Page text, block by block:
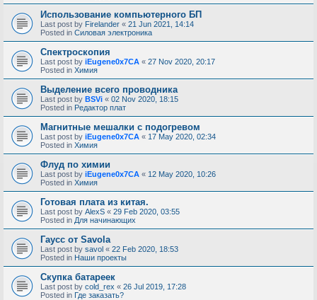
Использование компьютерного БП
Last post by Firelander « 21 Jun 2021, 14:14
Posted in Силовая электроника
Спектроскопия
Last post by iEugene0x7CA « 27 Nov 2020, 20:17
Posted in Химия
Выделение всего проводника
Last post by BSVi « 02 Nov 2020, 18:15
Posted in Редактор плат
Магнитные мешалки с подогревом
Last post by iEugene0x7CA « 17 May 2020, 02:34
Posted in Химия
Флуд по химии
Last post by iEugene0x7CA « 12 May 2020, 10:26
Posted in Химия
Готовая плата из китая.
Last post by AlexS « 29 Feb 2020, 03:55
Posted in Для начинающих
Гаусс от Savola
Last post by savol « 22 Feb 2020, 18:53
Posted in Наши проекты
Скупка батареек
Last post by cold_rex « 26 Jul 2019, 17:28
Posted in Где заказать?